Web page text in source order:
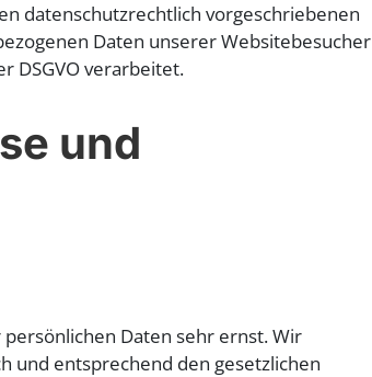
datenschutzrechtlich vorgeschriebenen
Daten unserer Websitebesucher
DSGVO verarbeitet.
und
Daten sehr ernst. Wir
und entsprechend den gesetzlichen